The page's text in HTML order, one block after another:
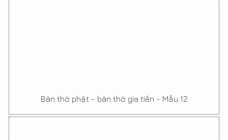
Bàn thờ phật - bàn thờ gia tiên - Mẫu 12